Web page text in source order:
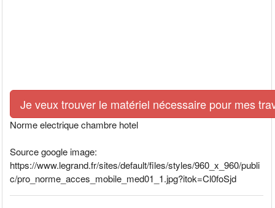
Je veux trouver le matériel nécessaire pour mes
Norme electrique chambre hotel
Source google image:
https://www.legrand.fr/sites/default/files/styles/960_x_960/publi
c/pro_norme_acces_mobile_med01_1.jpg?itok=Cl0foSjd